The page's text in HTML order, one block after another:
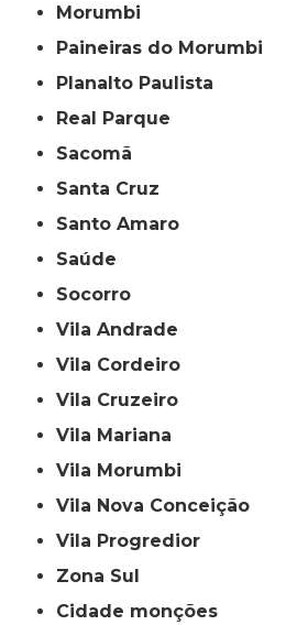
Morumbi
Paineiras do Morumbi
Planalto Paulista
Real Parque
Sacomã
Santa Cruz
Santo Amaro
Saúde
Socorro
Vila Andrade
Vila Cordeiro
Vila Cruzeiro
Vila Mariana
Vila Morumbi
Vila Nova Conceição
Vila Progredior
Zona Sul
cidade monções